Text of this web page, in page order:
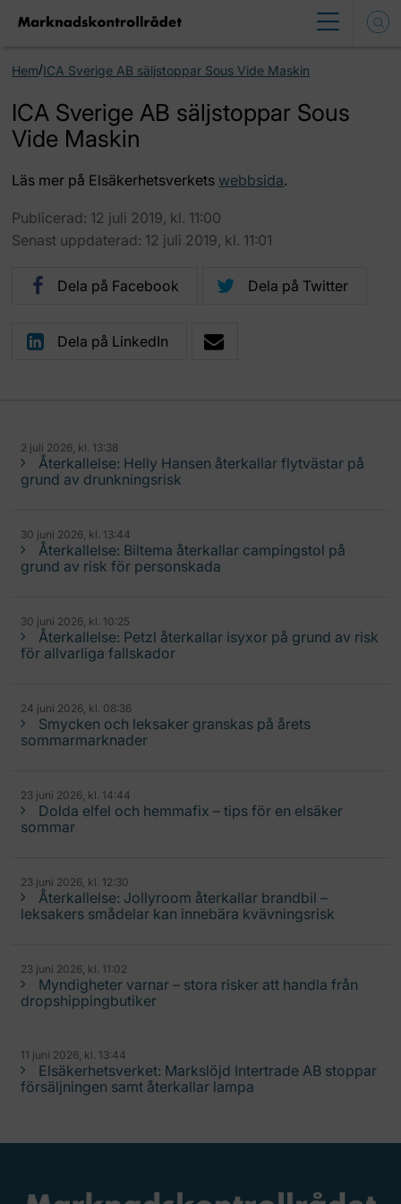
Hem/ICA Sverige AB säljstoppar Sous Vide Maskin
ICA Sverige AB säljstoppar Sous
Vide Maskin
Läs mer på Elsäkerhetsverkets webbsida.
Publicerad: 12 juli 2019, kl. 11:00
Senast uppdaterad: 12 juli 2019, kl. 11:01
Dela på Facebook Dela på Twitter
Dela på LinkedIn
2 juli 2026, kl. 13:38
Återkallelse: Helly Hansen återkallar flytvästar på
grund av drunkningsrisk
30 juni 2026, kl. 13:44
Återkallelse: Biltema återkallar campingstol på
grund av risk för personskada
30 juni 2026, kl. 10:25
Återkallelse: Petzl återkallar isyxor på grund av risk
för allvarliga fallskador
24 juni 2026, kl. 08:36
Smycken och leksaker granskas på årets
sommarmarknader
23 juni 2026, kl. 14:44
Dolda elfel och hemmafix – tips för en elsäker
sommar
23 juni 2026, kl. 12:30
Återkallelse: Jollyroom återkallar brandbil –
leksakers smådelar kan innebära kvävningsrisk
23 juni 2026, kl. 11:02
Myndigheter varnar – stora risker att handla från
dropshippingbutiker
11 juni 2026, kl. 13:44
Elsäkerhetsverket: Markslöjd Intertrade AB stoppar
försäljningen samt återkallar lampa